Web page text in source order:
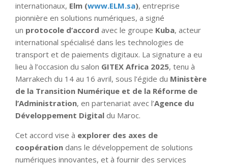
internationaux, Elm (www.ELM.sa), entreprise
pionnière en solutions numériques, a signé
un protocole d’accord avec le groupe Kuba, acteur
international spécialisé dans les technologies de
transport et de paiements digitaux. La signature a eu
lieu à l’occasion du salon GITEX Africa 2025, tenu à
Marrakech du 14 au 16 avril, sous l’égide du Ministère
de la Transition Numérique et de la Réforme de
l’Administration, en partenariat avec l’Agence du
Développement Digital du Maroc.
Cet accord vise à explorer des axes de
coopération dans le développement de solutions
numériques innovantes, et à fournir des services